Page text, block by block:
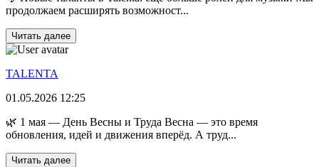
продолжаем расширять возможност...
Читать далее
TALENTA
01.05.2026 12:25
🌿 1 мая — День Весны и Труда Весна — это время
обновления, идей и движения вперёд. А труд...
Читать далее